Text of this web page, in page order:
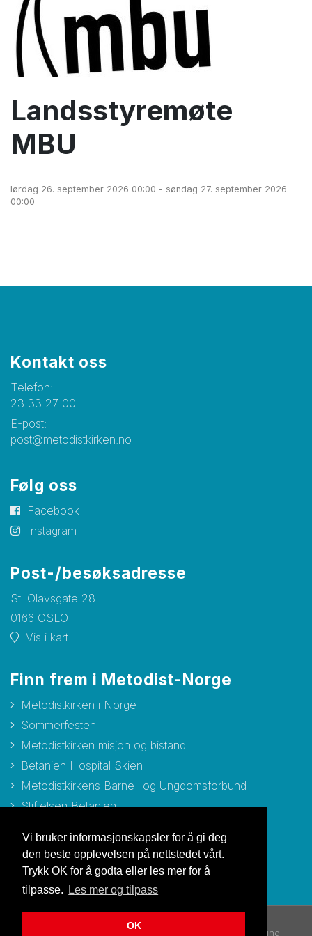
Vi bruker informasjonskapsler for å gi deg
den beste opplevelsen på nettstedet vårt.
Trykk OK for å godta eller les mer for å
tilpasse.
Les mer og tilpass
OK
Landsstyremøte
MBU
lørdag 26. september 2026 00:00 - søndag 27. september 2026
00:00
Kontakt oss
Telefon:
23 33 27 00
E-post:
post@metodistkirken.no
Følg oss
Facebook
Instagram
Post-/besøksadresse
St. Olavsgate 28
0166 OSLO
Vis i kart
Finn frem i Metodist-Norge
Metodistkirken i Norge
Sommerfesten
Metodistkirken misjon og bistand
Betanien Hospital Skien
Metodistkirkens Barne- og Ungdomsforbund
Stiftelsen Betanien
Personvernerklæring